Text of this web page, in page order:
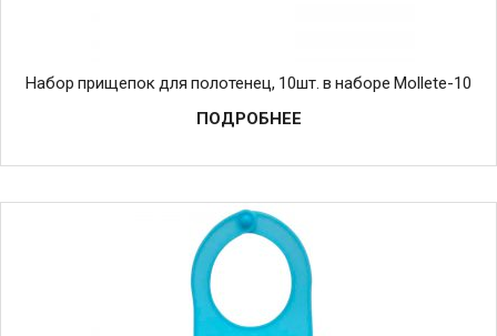
Набор прищепок для полотенец, 10шт. в наборе Mollete-10
ПОДРОБНЕЕ